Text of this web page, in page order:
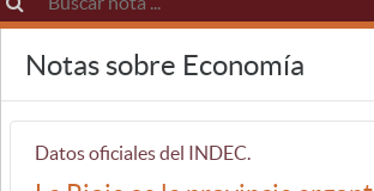
Notas sobre Economía
Datos oficiales del INDEC.